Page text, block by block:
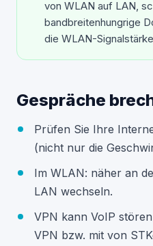
von WLAN auf LAN,
bandbreitenhungrige
die WLAN-
Gespräche
Prüfen Sie Ihre
(nicht nur die
Im WLAN: näher an
LAN wechseln.
VPN kann VoIP
VPN bzw. mit von